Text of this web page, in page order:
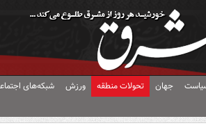
جهان تحولات منطقه ورزش شبکه‌های